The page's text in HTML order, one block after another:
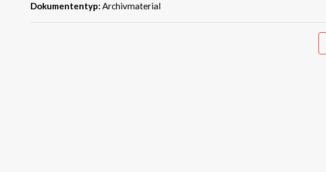
Dokumententyp: Archivmaterial